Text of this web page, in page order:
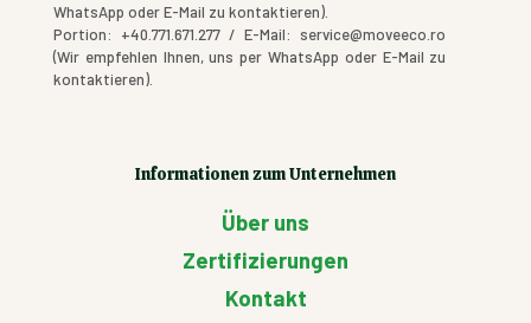
WhatsApp oder E-Mail zu kontaktieren).
Portion: +40.771.671.277 / E-Mail: service@moveeco.ro
(Wir empfehlen Ihnen, uns per WhatsApp oder E-Mail zu
kontaktieren).
Informationen zum Unternehmen
Über uns
Zertifizierungen
Kontakt